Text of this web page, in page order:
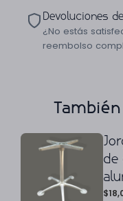
Devoluciones
¿No estás
reembolso
de
$